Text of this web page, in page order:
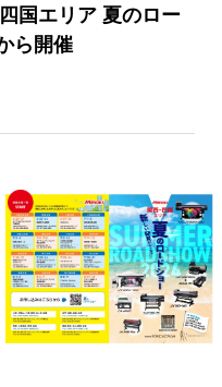
国エリア 夏のロー
ら開催